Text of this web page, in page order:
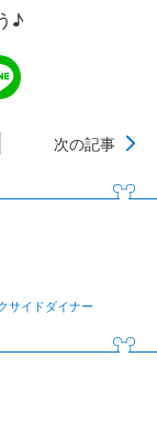
♪
次の記事
サイドダイナー